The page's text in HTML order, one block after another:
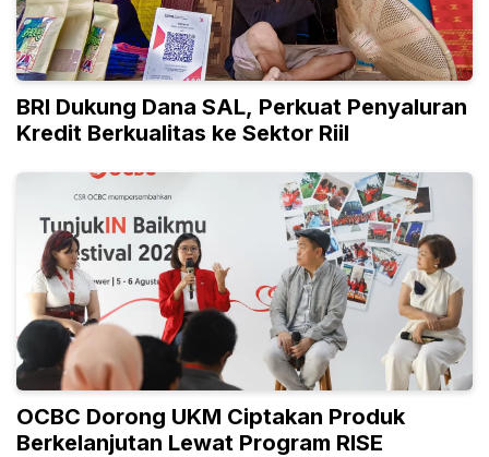
BRI Dukung Dana SAL, Perkuat Penyaluran
Kredit Berkualitas ke Sektor Riil
OCBC Dorong UKM Ciptakan Produk
Berkelanjutan Lewat Program RISE